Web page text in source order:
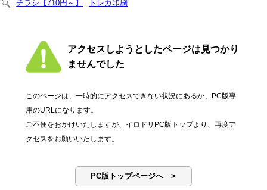
チラシ【710円～】 トレカ印刷
アクセスしようとしたページは見つかり
ませんでした
このページは、一時的にアクセスできない状況にあるか、PC版専
用のURLになります。
ご不便をおかけいたしますが、イロドリPC版トップより、再度ア
クセスをお願いいたします。
PC版トップページへ >